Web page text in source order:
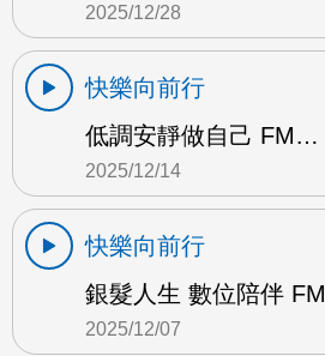
2025/12/28
快樂向前行
低調安靜做自己 FM…
2025/12/14
快樂向前行
銀髮人生 數位陪伴 FM
2025/12/07